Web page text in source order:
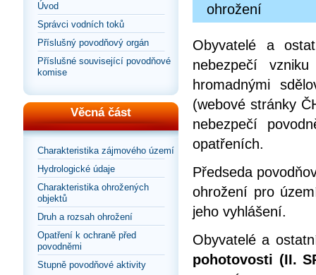
Úvod
Správci vodních toků
Příslušný povodňový orgán
Příslušné související povodňové
komise
Věcná část
Charakteristika zájmového území
Hydrologické údaje
Charakteristika ohrožených
objektů
Druh a rozsah ohrožení
Opatření k ochraně před
povodněmi
Stupně povodňové aktivity
ohrožení
Obyvatelé a
nebezpečí
hromadnými
(webové stránky
nebezpečí
opatřeních.
Předseda
ohrožení pro
jeho vyhlášení.
Obyvatelé a
pohotovosti (II.